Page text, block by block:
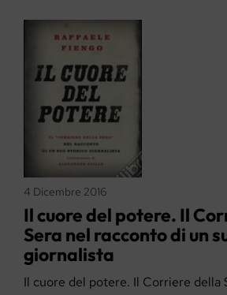
4 Dicembre 2016
Il cuore del potere. Il
Sera nel racconto di un
giornalista
Il cuore del potere. Il Corriere della